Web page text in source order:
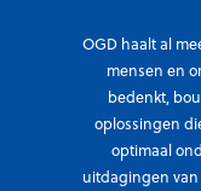
OGD haalt al
mensen en
bedenkt,
oplossingen
optimaal
uitdagingen van